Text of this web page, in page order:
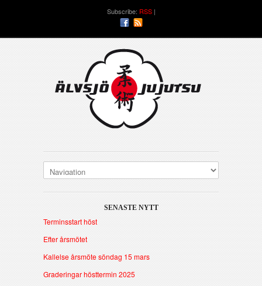
Subscribe: RSS
SENASTE NYTT
Terminsstart höst
Efter årsmötet
Kallelse årsmöte söndag 15 mars
Graderingar hösttermin 2025